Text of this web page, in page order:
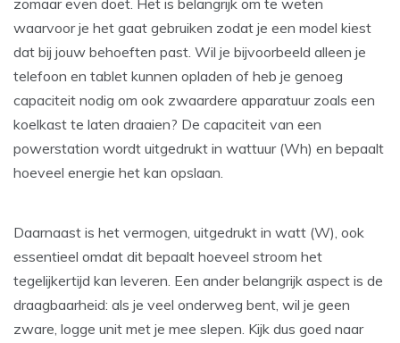
zomaar even doet. Het is belangrijk om te weten
waarvoor je het gaat gebruiken zodat je een model kiest
dat bij jouw behoeften past. Wil je bijvoorbeeld alleen je
telefoon en tablet kunnen opladen of heb je genoeg
capaciteit nodig om ook zwaardere apparatuur zoals een
koelkast te laten draaien? De capaciteit van een
powerstation wordt uitgedrukt in wattuur (Wh) en bepaalt
hoeveel energie het kan opslaan.
Daarnaast is het vermogen, uitgedrukt in watt (W), ook
essentieel omdat dit bepaalt hoeveel stroom het
tegelijkertijd kan leveren. Een ander belangrijk aspect is de
draagbaarheid: als je veel onderweg bent, wil je geen
zware, logge unit met je mee slepen. Kijk dus goed naar